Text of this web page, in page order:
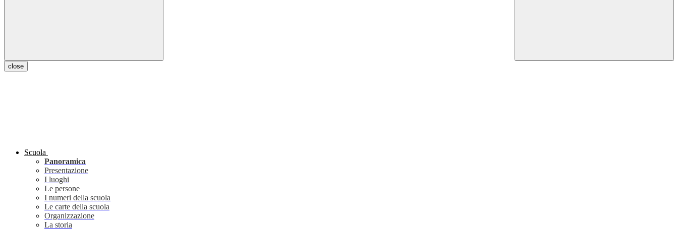
close
Scuola
Panoramica
Presentazione
I luoghi
Le persone
I numeri della scuola
Le carte della scuola
Organizzazione
La storia